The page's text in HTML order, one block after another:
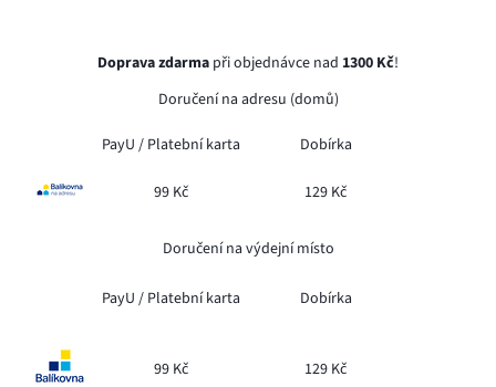
Doprava zdarma při objednávce nad 1300 Kč!
Doručení na adresu (domů)
PayU / Platební karta Dobírka
99 Kč 129 Kč
Doručení na výdejní místo
PayU / Platební karta Dobírka
99 Kč 129 Kč